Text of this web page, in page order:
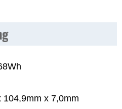
104,9mm x 7,0mm